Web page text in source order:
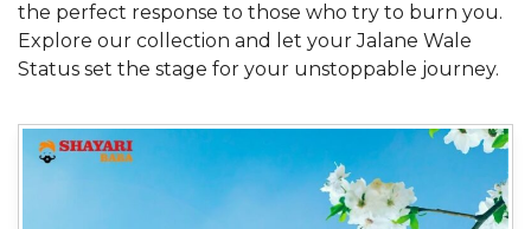
the perfect response to those who try to burn you.
Explore our collection and let your Jalane Wale
Status set the stage for your unstoppable journey.